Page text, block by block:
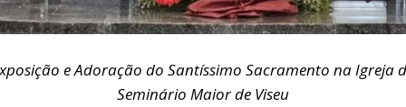
e Adoração do Santíssimo Sacramento na Igreja
Seminário Maior de Viseu